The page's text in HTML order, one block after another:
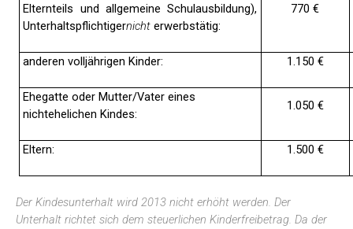
Elternteils und allgemeine Schulausbildung),
Unterhaltspflichtigernichterwerbstätig:
770 €
anderen volljährigen Kinder: 1.150 €
Ehegatte oder Mutter/Vater eines
nichtehelichen Kindes:
1.050 €
Eltern: 1.500 €
Der Kindesunterhalt wird 2013 nicht erhöht werden. Der
Unterhalt richtet sich dem steuerlichen Kinderfreibetrag. Da der